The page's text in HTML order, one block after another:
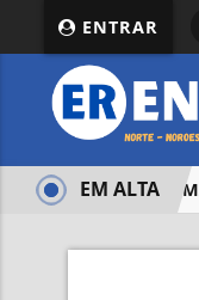
ENTRAR
JUSTIÇA
EM ALTA